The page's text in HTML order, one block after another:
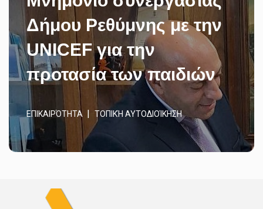
Δήμου Ρεθύμνης με την
UNICEF για την
προτασία των παιδιών
ΕΠΙΚΑΙΡΌΤΗΤΑ ΤΟΠΙΚΉ ΑΥΤΟΔΙΟΊΚΗΣΗ